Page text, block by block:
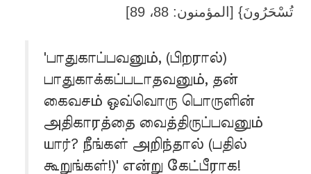
تُسْحَرُونَ} [المؤمنون: 88، 89]
'பாதுகாப்பவனும், (பிறரால்)
பாதுகாக்கப்படாதவனும், தன்
கைவசம் ஒவ்வொரு பொருளின்
அதிகாரத்தை வைத்திருப்பவனும்
யார்? நீங்கள் அறிந்தால் (பதில்
கூறுங்கள்!)' என்று கேட்பீராக!